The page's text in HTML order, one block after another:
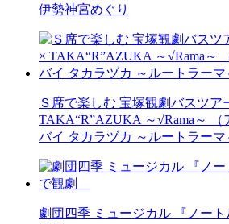
伊勢神宮めぐり
Ｓ席で楽しむ 宝塚観劇バスツ
TAKA“R”AZUKA ～√Rama～
バイ タカラヅカ ～ルートラーマ
劇団四季 ミュージカル 『ノー